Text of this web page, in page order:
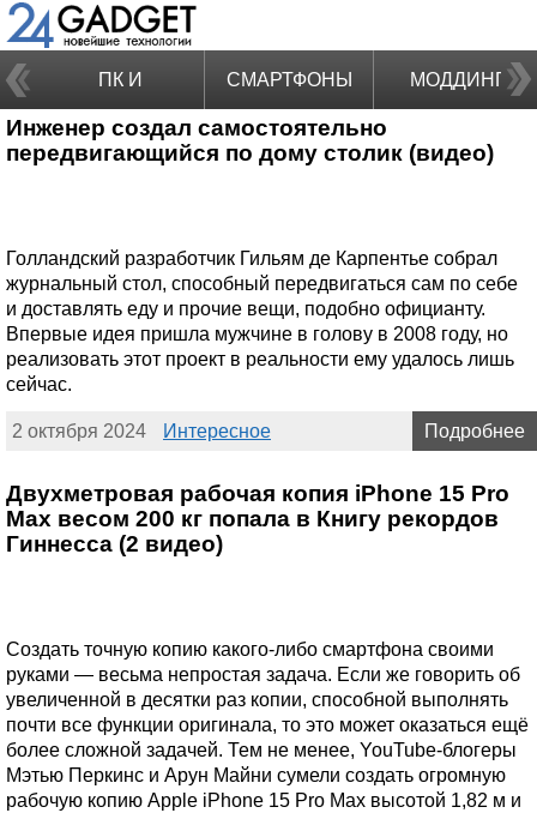
ПК И
НОУТБУКИ
СМАРТФОНЫ МОДДИНГ
Инженер создал самостоятельно
передвигающийся по дому столик (видео)
Голландский разработчик Гильям де Карпентье собрал
журнальный стол, способный передвигаться сам по себе
и доставлять еду и прочие вещи, подобно официанту.
Впервые идея пришла мужчине в голову в 2008 году, но
реализовать этот проект в реальности ему удалось лишь
сейчас.
2 октября 2024 Интересное Подробнее
Двухметровая рабочая копия iPhone 15 Pro
Max весом 200 кг попала в Книгу рекордов
Гиннесса (2 видео)
Создать точную копию какого-либо смартфона своими
руками — весьма непростая задача. Если же говорить об
увеличенной в десятки раз копии, способной выполнять
почти все функции оригинала, то это может оказаться ещё
более сложной задачей. Тем не менее, YouTube-блогеры
Мэтью Перкинс и Арун Майни сумели создать огромную
рабочую копию Apple iPhone 15 Pro Max высотой 1,82 м и